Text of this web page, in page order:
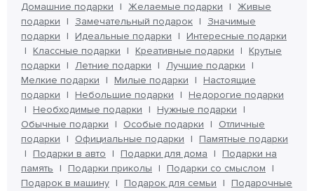
Домашние подарки
Желаемые подарки
Живые
подарки
Замечательный подарок
Значимые
подарки
Идеальные подарки
Интересные подарки
Классные подарки
Креативные подарки
Крутые
подарки
Летние подарки
Лучшие подарки
Мелкие подарки
Милые подарки
Настоящие
подарки
Небольшие подарки
Недорогие подарки
Необходимые подарки
Нужные подарки
Обычные подарки
Особые подарки
Отличные
подарки
Официальные подарки
Памятные подарки
Подарки в авто
Подарки для дома
Подарки на
память
Подарки приколы
Подарки со смыслом
Подарок в машину
Подарок для семьи
Подарочные